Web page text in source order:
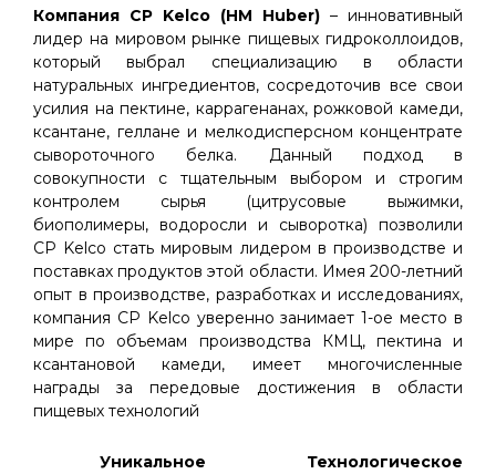
Компания СP Kelco (HM Huber) – инновативный
лидер на мировом рынке пищевых гидроколлоидов,
который выбрал специализацию в области
натуральных ингредиентов, сосредоточив все свои
усилия на пектине, каррагенанах, рожковой камеди,
ксантане, геллане и мелкодисперсном концентрате
сывороточного белка. Данный подход в
совокупности с тщательным выбором и строгим
контролем сырья (цитрусовые выжимки,
биополимеры, водоросли и сыворотка) позволили
CP Kelco стать мировым лидером в производстве и
поставках продуктов этой области. Имея 200-летний
опыт в производстве, разработках и исследованиях,
компания CP Kelco уверенно занимает 1-ое место в
мире по объемам производства КМЦ, пектина и
ксантановой камеди, имеет многочисленные
награды за передовые достижения в области
пищевых технологий
Уникальное Технологическое